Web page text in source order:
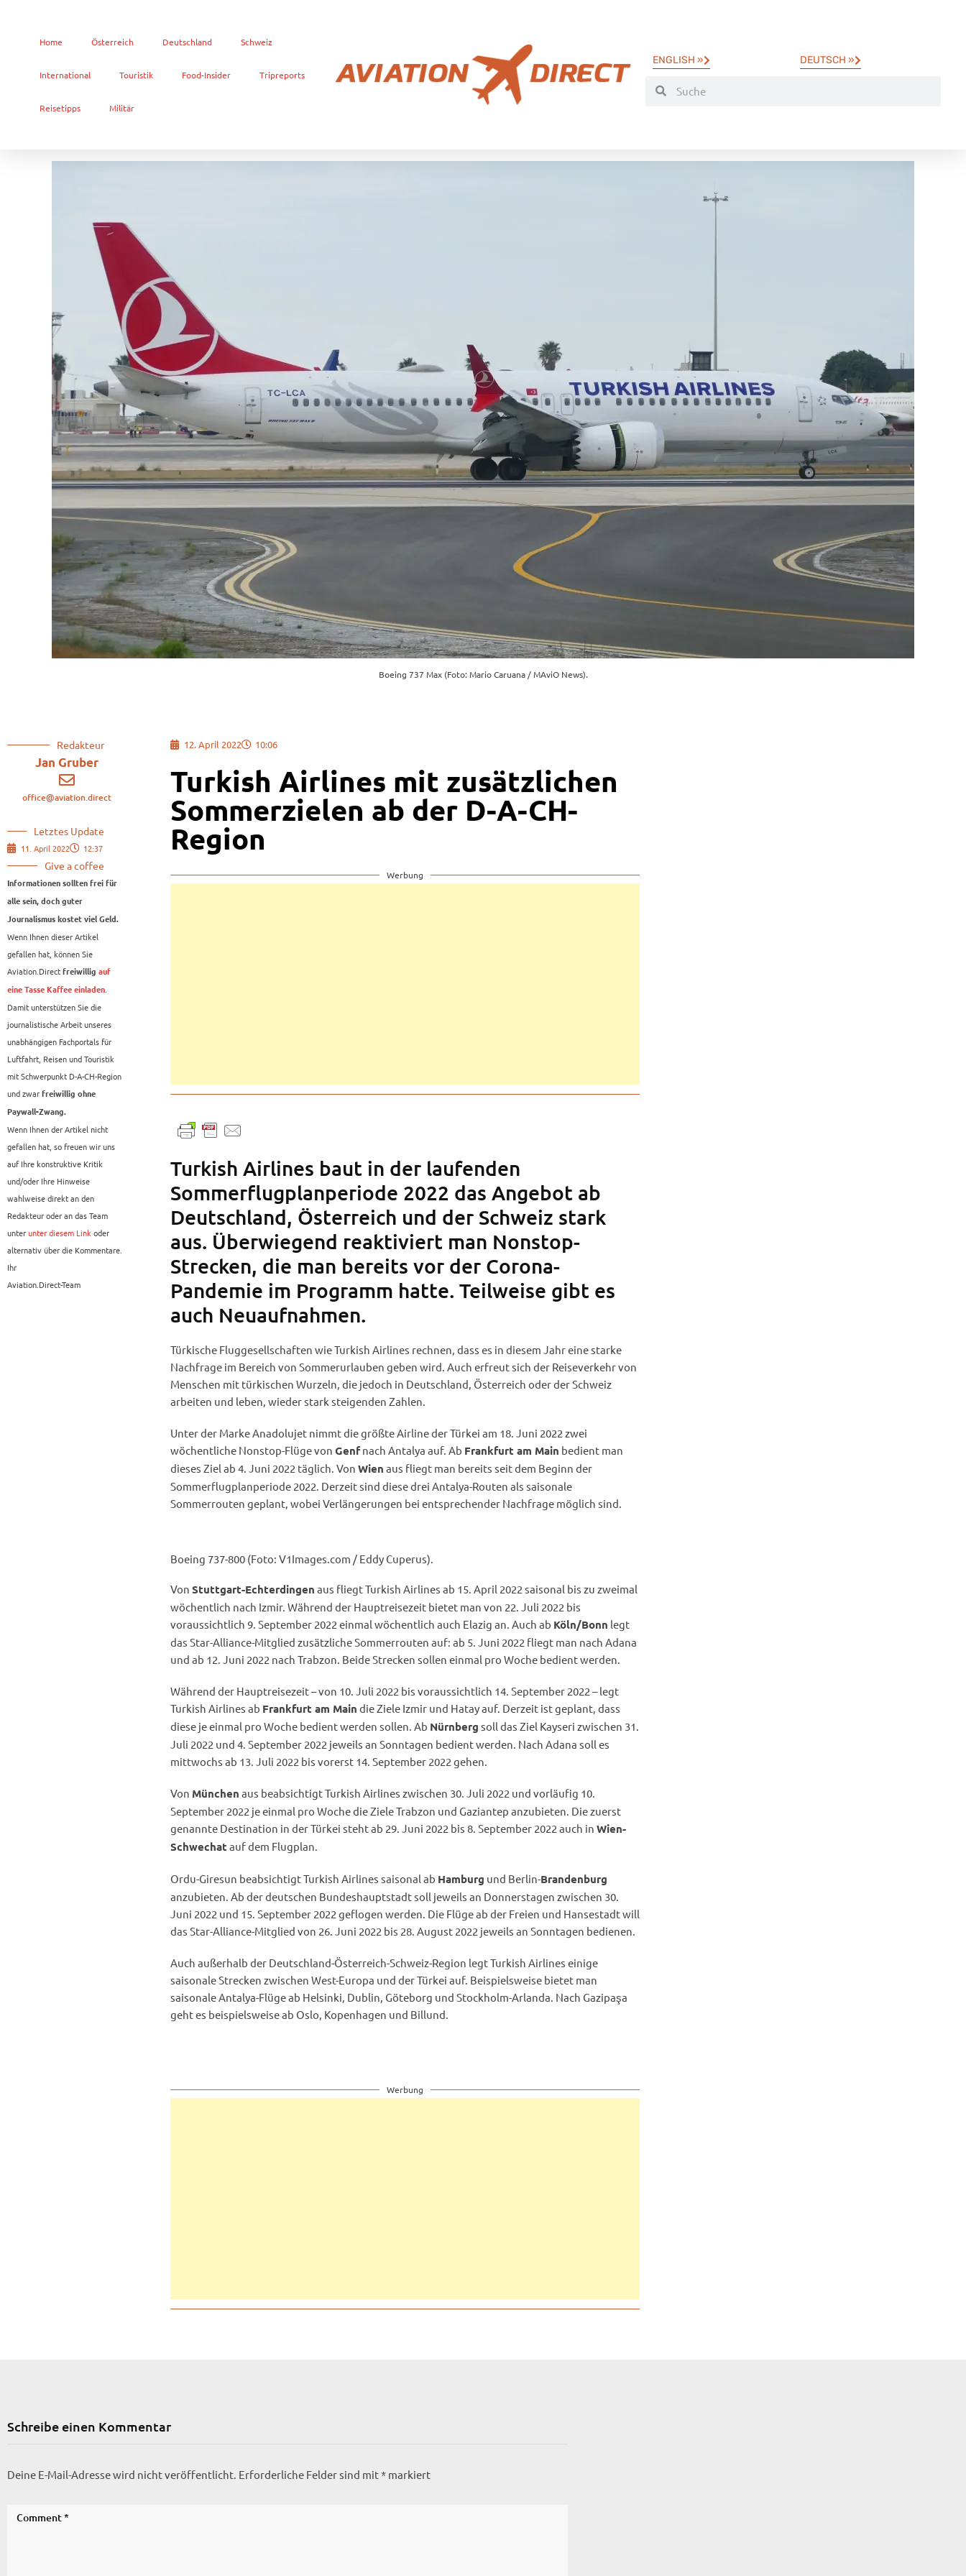
Home Österreich Deutschland Schweiz
International Touristik Food-Insider Tripreports
Reisetipps Militär
ENGLISH » DEUTSCH »
Boeing 737 Max (Foto: Mario Caruana / MAviO News).
Redakteur
Jan Gruber
office@aviation.direct
Letztes Update
11. April 2022 12:37
Give a coffee
Informationen sollten frei für
alle sein, doch guter
Journalismus kostet viel Geld.
Wenn Ihnen dieser Artikel
gefallen hat, können Sie
Aviation.Direct freiwillig auf
eine Tasse Kaffee einladen.
Damit unterstützen Sie die
journalistische Arbeit unseres
unabhängigen Fachportals für
Luftfahrt, Reisen und Touristik
mit Schwerpunkt D-A-CH-Region
und zwar freiwillig ohne
Paywall-Zwang.
Wenn Ihnen der Artikel nicht
gefallen hat, so freuen wir uns
auf Ihre konstruktive Kritik
und/oder Ihre Hinweise
wahlweise direkt an den
Redakteur oder an das Team
unterunter diesem Linkoder
alternativ über die Kommentare.
Ihr
Aviation.Direct-Team
12. April 2022 10:06
Turkish Airlines mit zusätzlichen
Sommerzielen ab der D-A-CH-
Region
Werbung
Turkish Airlines baut in der laufenden
Sommerflugplanperiode 2022 das Angebot ab
Deutschland, Österreich und der Schweiz stark
aus. Überwiegend reaktiviert man Nonstop-
Strecken, die man bereits vor der Corona-
Pandemie im Programm hatte. Teilweise gibt es
auch Neuaufnahmen.
Türkische Fluggesellschaften wie Turkish Airlines rechnen, dass es in diesem Jahr eine starke
Nachfrage im Bereich von Sommerurlauben geben wird. Auch erfreut sich der Reiseverkehr von
Menschen mit türkischen Wurzeln, die jedoch in Deutschland, Österreich oder der Schweiz
arbeiten und leben, wieder stark steigenden Zahlen.
Unter der Marke Anadolujet nimmt die größte Airline der Türkei am 18. Juni 2022 zwei
wöchentliche Nonstop-Flüge von Genfnach Antalya auf. Ab Frankfurt am Main bedient man
dieses Ziel ab 4. Juni 2022 täglich. Von Wien aus fliegt man bereits seit dem Beginn der
Sommerflugplanperiode 2022. Derzeit sind diese drei Antalya-Routen als saisonale
Sommerrouten geplant, wobei Verlängerungen bei entsprechender Nachfrage möglich sind.
Boeing 737-800 (Foto: V1Images.com / Eddy Cuperus).
Von Stuttgart-Echterdingen aus fliegt Turkish Airlines ab 15. April 2022 saisonal bis zu zweimal
wöchentlich nach Izmir. Während der Hauptreisezeit bietet man von 22. Juli 2022 bis
voraussichtlich 9. September 2022 einmal wöchentlich auch Elazig an. Auch ab Köln/Bonn legt
das Star-Alliance-Mitglied zusätzliche Sommerrouten auf: ab 5. Juni 2022 fliegt man nach Adana
und ab 12. Juni 2022 nach Trabzon. Beide Strecken sollen einmal pro Woche bedient werden.
Während der Hauptreisezeit – von 10. Juli 2022 bis voraussichtlich 14. September 2022 – legt
Turkish Airlines ab Frankfurt am Main die Ziele Izmir und Hatay auf. Derzeit ist geplant, dass
diese je einmal pro Woche bedient werden sollen. Ab Nürnberg soll das Ziel Kayseri zwischen 31.
Juli 2022 und 4. September 2022 jeweils an Sonntagen bedient werden. Nach Adana soll es
mittwochs ab 13. Juli 2022 bis vorerst 14. September 2022 gehen.
Von München aus beabsichtigt Turkish Airlines zwischen 30. Juli 2022 und vorläufig 10.
September 2022 je einmal pro Woche die Ziele Trabzon und Gaziantep anzubieten. Die zuerst
genannte Destination in der Türkei steht ab 29. Juni 2022 bis 8. September 2022 auch in Wien-
Schwechat auf dem Flugplan.
Ordu-Giresun beabsichtigt Turkish Airlines saisonal ab Hamburg und Berlin-Brandenburg
anzubieten. Ab der deutschen Bundeshauptstadt soll jeweils an Donnerstagen zwischen 30.
Juni 2022 und 15. September 2022 geflogen werden. Die Flüge ab der Freien und Hansestadt will
das Star-Alliance-Mitglied von 26. Juni 2022 bis 28. August 2022 jeweils an Sonntagen bedienen.
Auch außerhalb der Deutschland-Österreich-Schweiz-Region legt Turkish Airlines einige
saisonale Strecken zwischen West-Europa und der Türkei auf. Beispielsweise bietet man
saisonale Antalya-Flüge ab Helsinki, Dublin, Göteborg und Stockholm-Arlanda. Nach Gazipaşa
geht es beispielsweise ab Oslo, Kopenhagen und Billund.
Werbung
Schreibe einen Kommentar
Deine E-Mail-Adresse wird nicht veröffentlicht. Erforderliche Felder sind mit* markiert